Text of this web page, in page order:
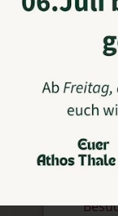
Wir